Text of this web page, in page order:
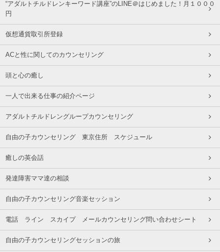
“アダルトチルドレンキーワード講座”のLINE＠はじめました！月１０００
円
仮想通貨取引所登録
ACと性に関してのカウンセリング
頭と心の癒し
一人で出来る仕事の紹介ページ
アダルトチルドレングループカウンセリング
自由の子カウンセリング 東京住所 スケジュール
癒しの英会話
発達障害ママ達の相談
自由の子カウンセリング音楽セッション
電話 ライン スカイプ メールカウンセリング問い合わせシート
自由の子カウンセリングセッションの旅